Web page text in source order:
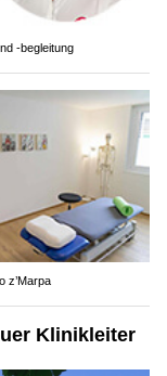
-begleitung
z’Marpa
Klinikleiter